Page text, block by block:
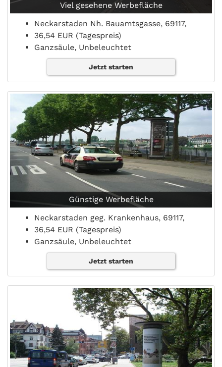
Viel gesehene Werbefläche
Neckarstaden Nh. Bauamtsgasse, 69117,
36,54 EUR (Tagespreis)
Ganzsäule, Unbeleuchtet
Jetzt starten
Günstige Werbefläche
Neckarstaden geg. Krankenhaus, 69117,
36,54 EUR (Tagespreis)
Ganzsäule, Unbeleuchtet
Jetzt starten